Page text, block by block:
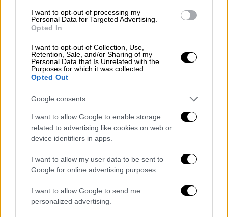
I want to opt-out of processing my
Personal Data for Targeted Advertising.
Opted In
I want to opt-out of Collection, Use,
Retention, Sale, and/or Sharing of my
Personal Data that Is Unrelated with the
Purposes for which it was collected.
Opted Out
Google consents
I want to allow Google to enable storage
related to advertising like cookies on web or
device identifiers in apps.
I want to allow my user data to be sent to
Google for online advertising purposes.
I want to allow Google to send me
personalized advertising.
Live Blog|06.07.2024 18:50
Live Αγγλία - Ελβετία: Μονομαχία στο
Ντίσελντορφ για μια θέση στον
Μονομαχία για μια θέση στα ημιτελικά του
Euro 2024